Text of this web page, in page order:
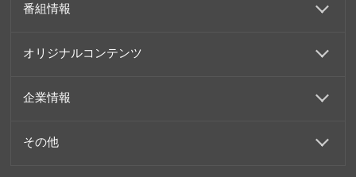
番組情報
オリジナルコンテンツ
企業情報
その他